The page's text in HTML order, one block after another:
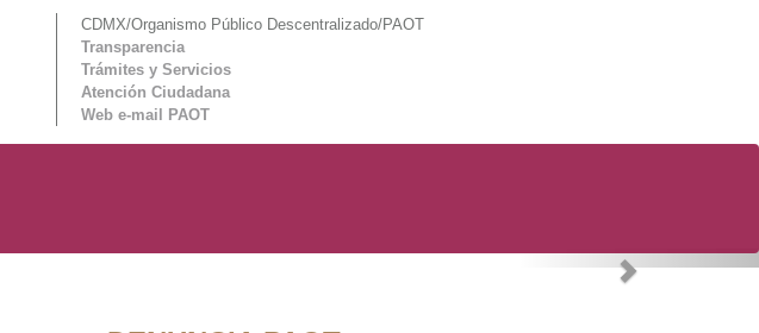
CDMX/Organismo Público Descentralizado/PAOT
Transparencia
Trámites y Servicios
Atención Ciudadana
Web e-mail PAOT
Next